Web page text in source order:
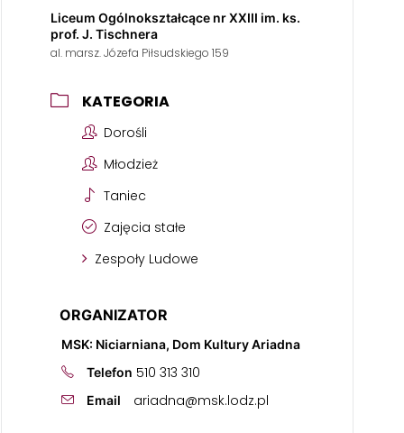
Liceum Ogólnokształcące nr XXIII im. ks.
prof. J. Tischnera
al. marsz. Józefa Piłsudskiego 159
KATEGORIA
Dorośli
Młodzież
Taniec
Zajęcia stałe
Zespoły Ludowe
ORGANIZATOR
MSK: Niciarniana, Dom Kultury Ariadna
Telefon 510 313 310
Email ariadna@msk.lodz.pl